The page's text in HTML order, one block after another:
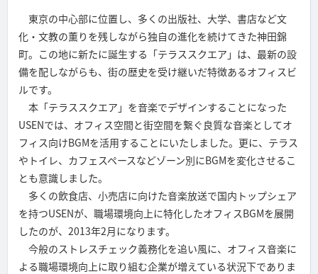
東京の中心部に位置し、多くの出版社、大学、書店など文
化・文教の薫りを残しながら独自の進化を続けてきた神田錦
町。この地に新たに誕生する「テラススクエア」は、最新の設
備を配しながらも、街の歴史を受け継いだ特徴あるオフィスビ
ルです。
本「テラススクエア」を音楽でデザインすることになった
USENでは、オフィス空間と街空間を繋ぐ良質な音楽としてオ
フィス向けBGMを活用することにいたしました。更に、テラス
やトイレ、カフェスペースなどゾーン別にBGMを変化させるこ
とも意識しました。
多くの飲食店、小売店に向けた音楽放送で国内トップシェア
を持つUSENが、職場環境向上に特化したオフィスBGMを展開
したのが、2013年2月になります。
今般のストレスチェック義務化を追い風に、オフィス音楽に
よる職場環境向上に取り組む企業が増えている状況下でありま